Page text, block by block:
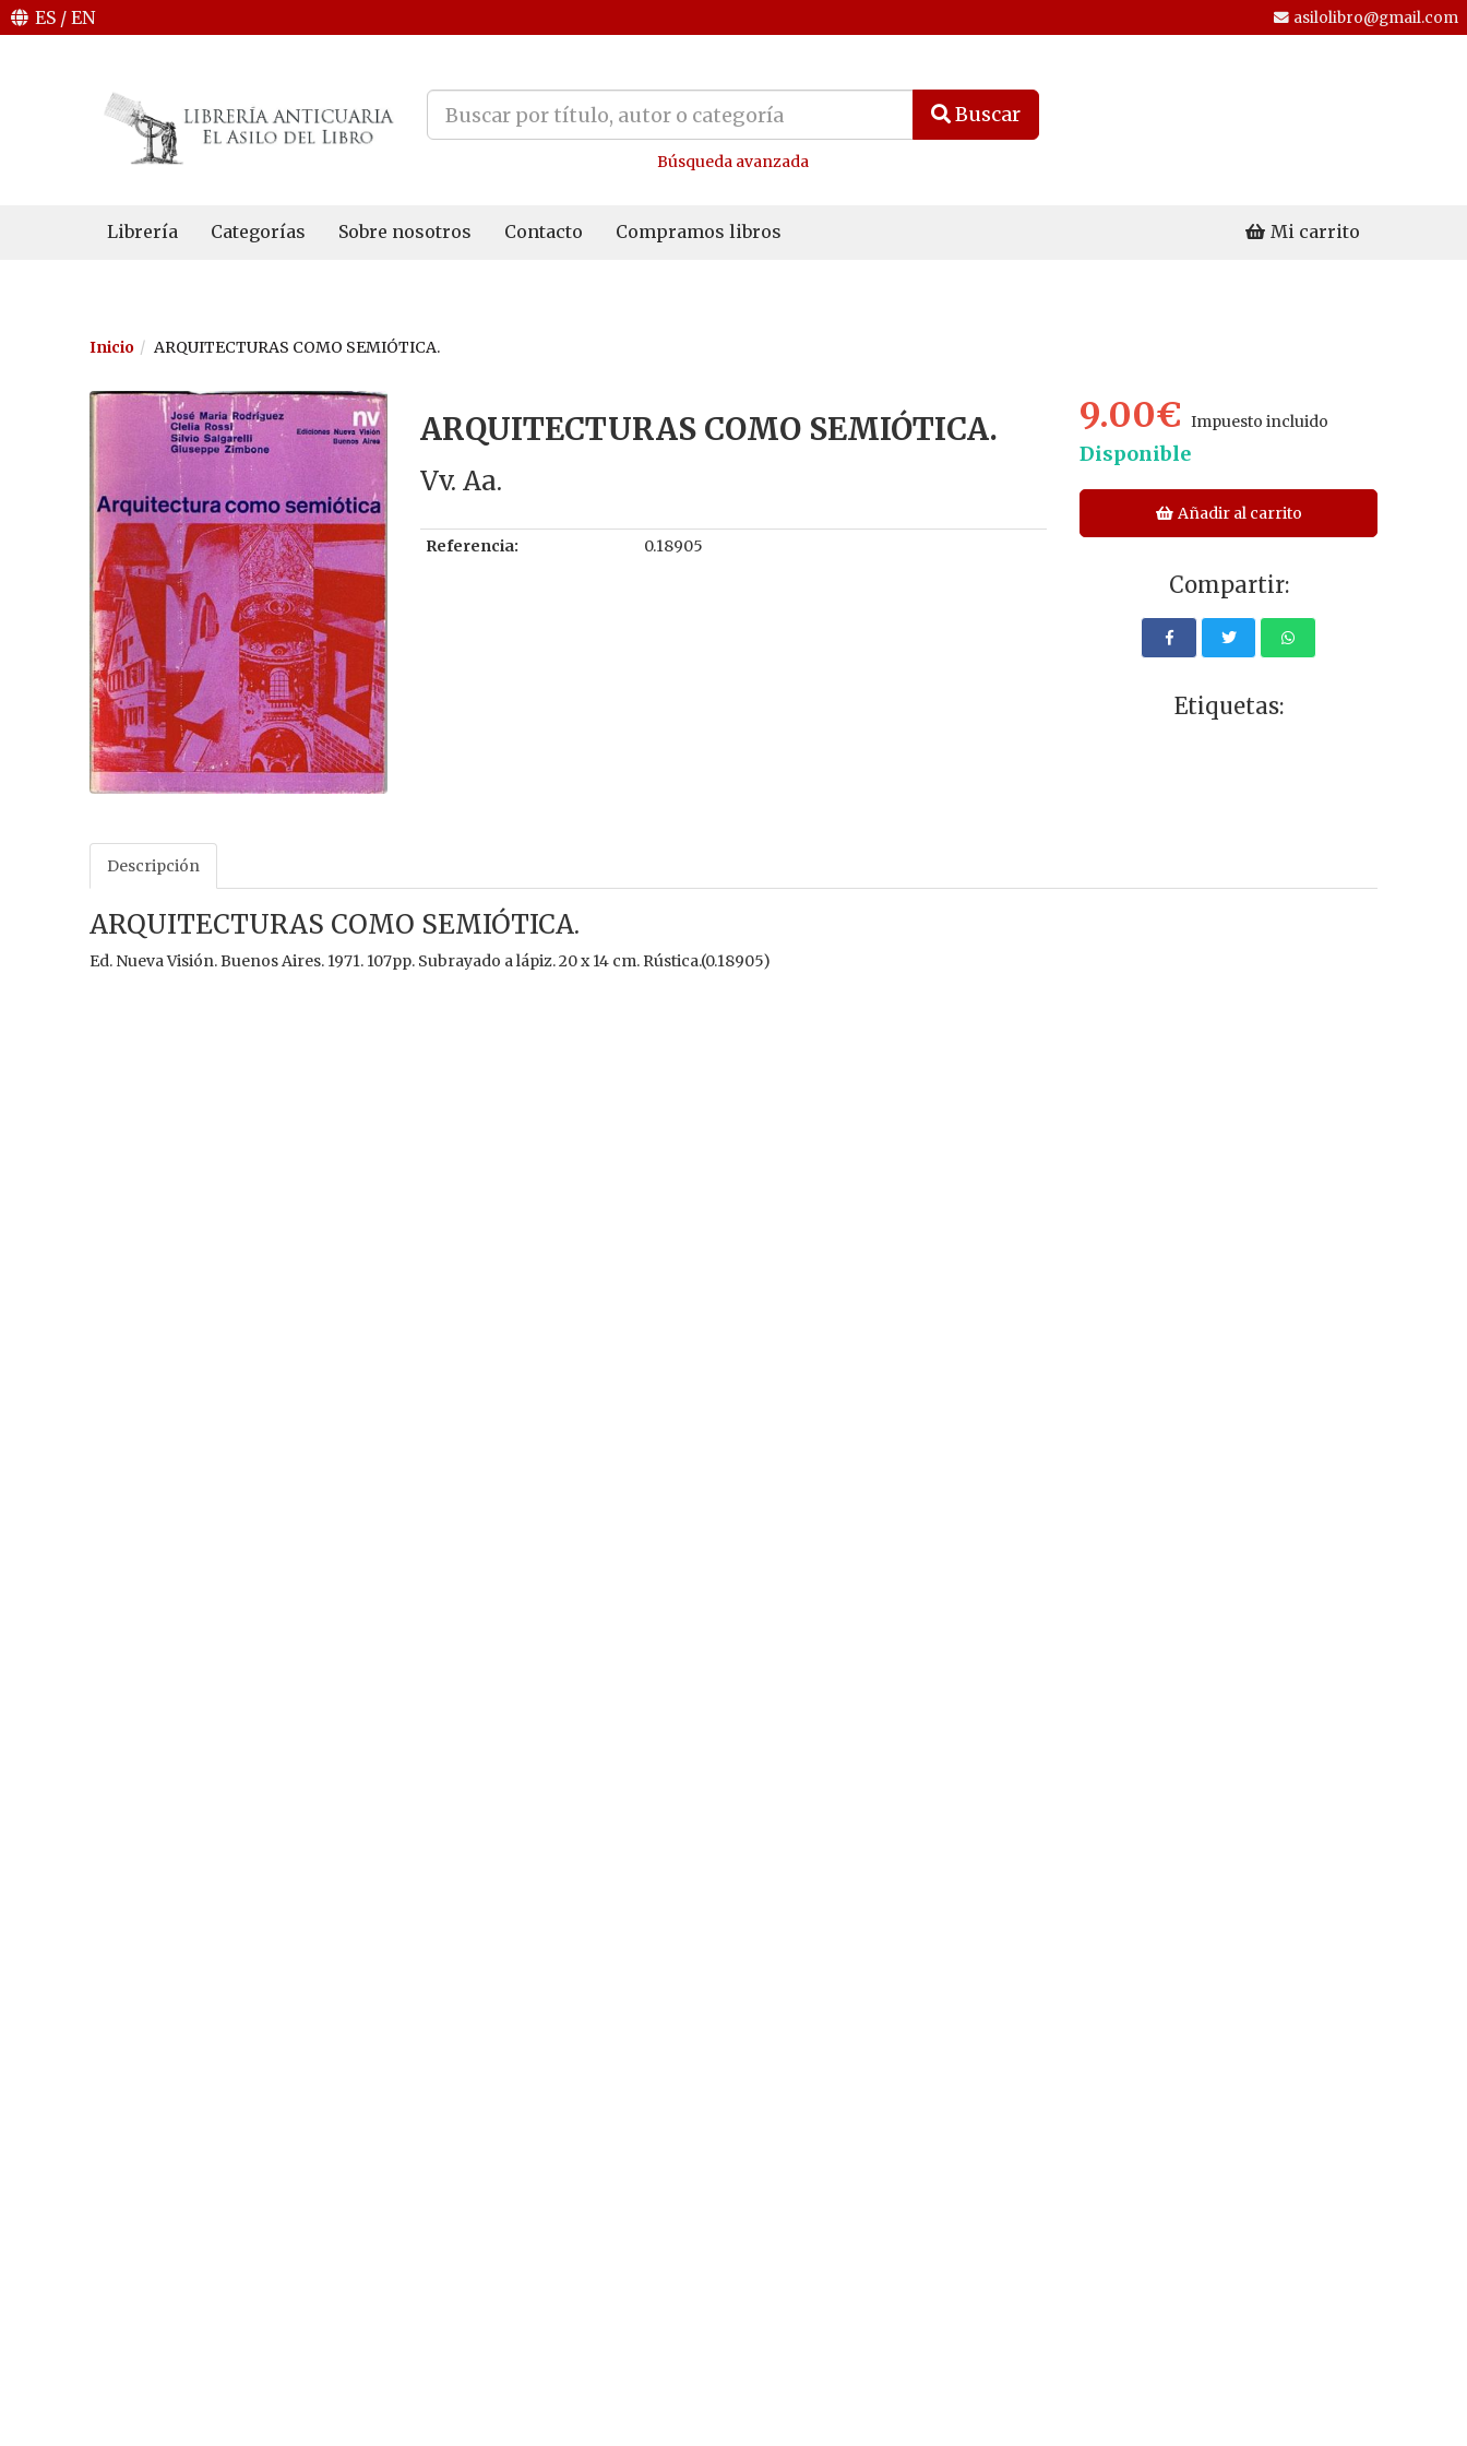
ES / EN asilolibro@gmail.com
Buscar
Búsqueda avanzada
Librería Categorías Sobre nosotros Contacto Compramos libros Mi carrito
Inicio ARQUITECTURAS COMO SEMIÓTICA.
ARQUITECTURAS COMO SEMIÓTICA.
Vv. Aa.
Referencia: 0.18905
9.00€Impuesto incluido
Disponible
Añadir al carrito
Compartir:
Etiquetas:
Descripción
ARQUITECTURAS COMO SEMIÓTICA.
Ed. Nueva Visión. Buenos Aires. 1971. 107pp. Subrayado a lápiz. 20 x 14 cm. Rústica.(0.18905)